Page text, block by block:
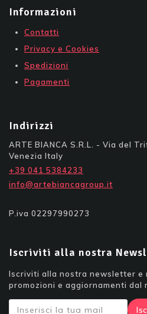
Informazioni
Contatti
Privacy e Cookies
Spedizioni
Pagamenti
Indirizzi
ARTE BIANCA S.R.L. - Via del
Venezia Italy
+39 041 5384233
info@artebiancagroup.it
P.iva 02297990273
Iscriviti alla nostra
Iscriviti alla nostra newsletter e
promozioni e aggiornamenti dal